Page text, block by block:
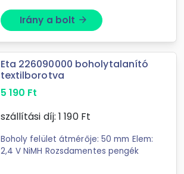
Irány a bolt arrow_forward
Eta 226090000 boholytalanító
textilborotva
5 190 Ft
szállítási díj: 1 190Ft
Boholy felület átmérője: 50 mm Elem:
2,4 V NiMH Rozsdamentes pengék